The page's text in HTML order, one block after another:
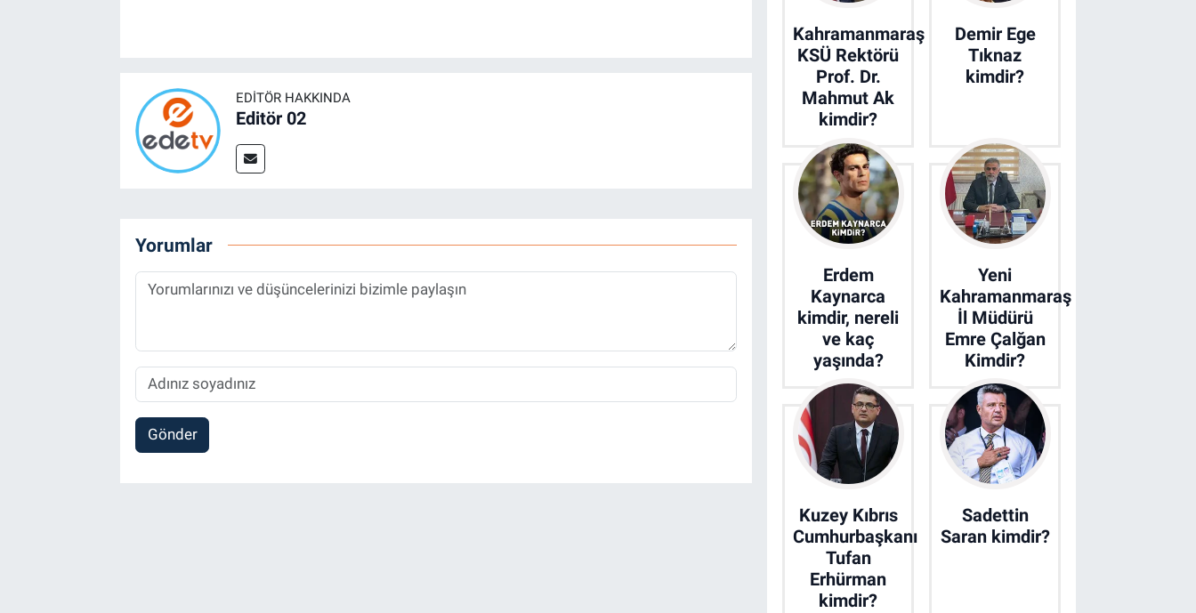
EDITÖR HAKKINDA
Editör 02
Yorumlar
Gönder
Kahramanmaraş
KSÜ Rektörü
Prof. Dr.
Mahmut Ak
kimdir?
Demir Ege
Tıknaz
kimdir?
Erdem
Kaynarca
kimdir, nereli
ve kaç
yaşında?
Yeni
Kahramanmaraş
İl Müdürü
Emre Çalğan
Kimdir?
Kuzey Kıbrıs
Cumhurbaşkanı
Tufan
Erhürman
kimdir?
Sadettin
Saran kimdir?